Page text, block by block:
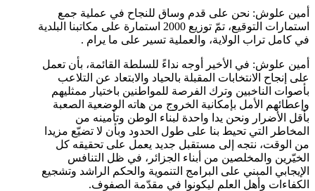
أمين علوش: نحن على قدم وساق للنجاح في عملية جمع
استمارات التوقيع، تمّ توزيع 2000 استمارة على مكاتبنا البلدية
في كامل تراب الولاية، والعملية تسير على ما يرام .
أمين علوش: في الأخير أوجه نداءً للسلطة القائمة، بأن تعمل
على إنجاح الانتخابات المقبلة بالحياد والابتعاد عن التلاعب
بأصوات الناخبين وترك الفرصة للمواطنين باختيار ممثليهم
وإعطائهم الأمل بإمكانية الخروج من هاته الوضعية الصعبة
بأقل الأضرار ونحن يدا واحدة لبناء الوطن وتأمينه من
المخاطر التي تحيط بنا على طول الحدود وبأن لا تضيّع مزيدا
من الوقت، نتجه إلى مستقبل جديد يعمل على تحقيقه كل
الخيّرين والمخلصين من أبناء الجزائر، في ظل التنافس
الإيجابي المبني على البرامج التنموية والحكم الراشد وتشجيع
الكفاءات وأهل العلم ليكونوا في مقدّمة الصفوف.